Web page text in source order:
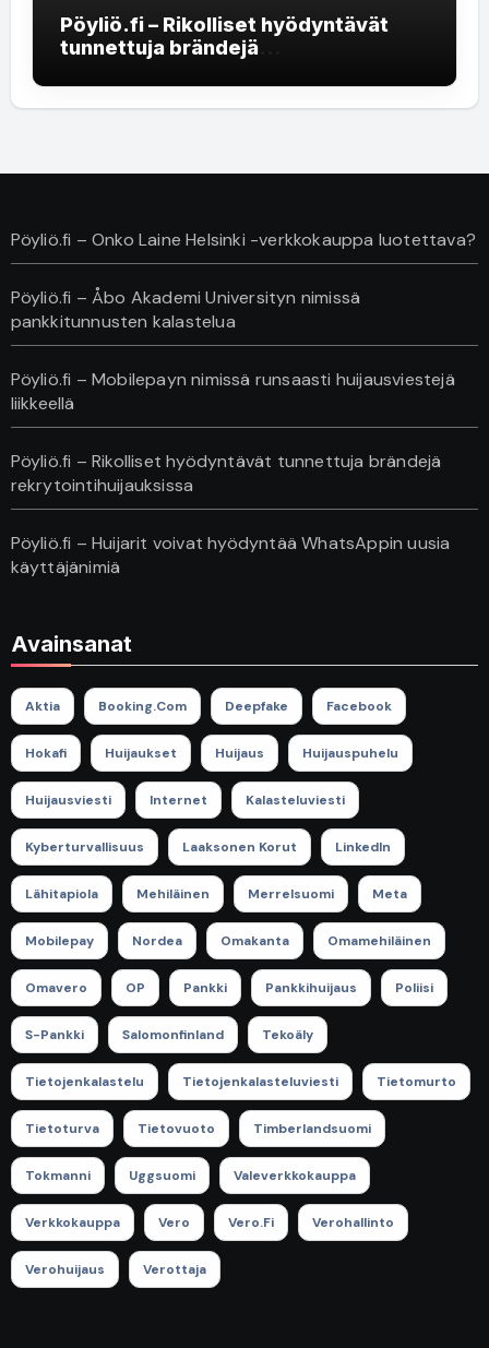
Pöyliö.fi – Rikolliset hyödyntävät
tunnettuja brändejä
Pöyliö.fi – Onko Laine Helsinki -verkkokauppa luotettava?
Pöyliö.fi – Åbo Akademi Universityn nimissä
pankkitunnusten kalastelua
Pöyliö.fi – Mobilepayn nimissä runsaasti huijausviestejä
liikkeellä
Pöyliö.fi – Rikolliset hyödyntävät tunnettuja brändejä
rekrytointihuijauksissa
Pöyliö.fi – Huijarit voivat hyödyntää WhatsAppin uusia
käyttäjänimiä
Avainsanat
Aktia Booking.com Deepfake Facebook
Hokafi Huijaukset Huijaus Huijauspuhelu
Huijausviesti Internet Kalasteluviesti
Kyberturvallisuus Laaksonen Korut LinkedIn
Lähitapiola Mehiläinen Merrelsuomi Meta
Mobilepay Nordea Omakanta Omamehiläinen
Omavero OP Pankki Pankkihuijaus Poliisi
S-Pankki Salomonfinland Tekoäly
Tietojenkalastelu Tietojenkalasteluviesti Tietomurto
Tietoturva Tietovuoto Timberlandsuomi
Tokmanni Uggsuomi Valeverkkokauppa
Verkkokauppa Vero Vero.fi Verohallinto
Verohuijaus Verottaja